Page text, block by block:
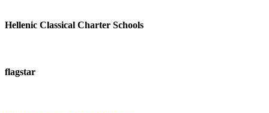
Hellenic Classical Charter Schools
flagstar